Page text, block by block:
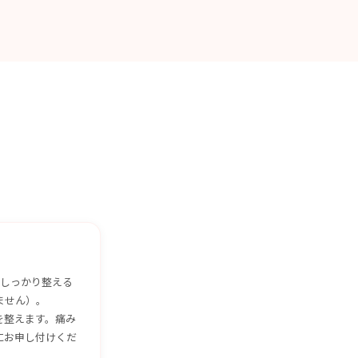
っかり整える
ん）。
えます。痛み
申し付けくだ